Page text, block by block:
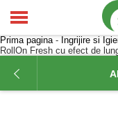
Prima pagina- Ingrijire si
RollOn Fresh cu efect de